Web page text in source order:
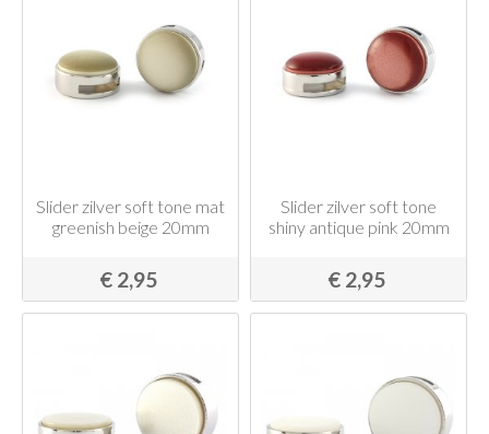
Slider zilver soft tone mat
greenish beige 20mm
€ 2,95
Slider zilver soft tone
shiny antique pink 20mm
€ 2,95